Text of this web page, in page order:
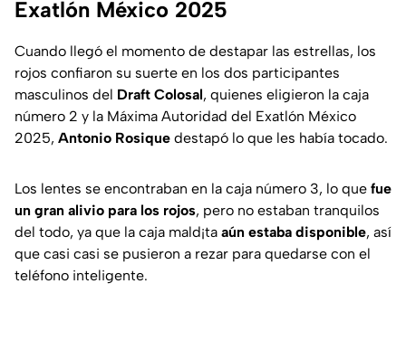
Exatlón México 2025
Cuando llegó el momento de destapar las estrellas, los
rojos confiaron su suerte en los dos participantes
masculinos del Draft Colosal, quienes eligieron la caja
número 2 y la Máxima Autoridad del Exatlón México
2025, Antonio Rosique destapó lo que les había tocado.
Los lentes se encontraban en la caja número 3, lo que fue
un gran alivio para los rojos, pero no estaban tranquilos
del todo, ya que la caja mald¡ta aún estaba disponible, así
que casi casi se pusieron a rezar para quedarse con el
teléfono inteligente.